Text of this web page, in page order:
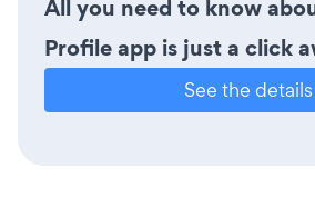
All you need to know
Profile app is just a click
See the details